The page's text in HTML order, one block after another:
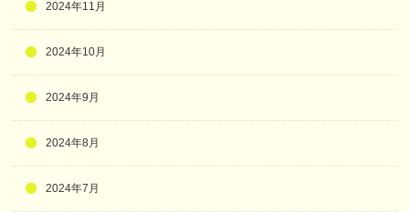
2024年11月
2024年10月
2024年9月
2024年8月
2024年7月